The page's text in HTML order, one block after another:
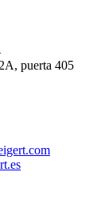
puerta 405